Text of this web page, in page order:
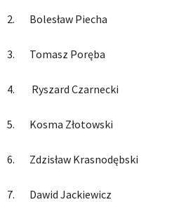
2. Bolesław Piecha
3. Tomasz Poręba
4. Ryszard Czarnecki
5. Kosma Złotowski
6. Zdzisław Krasnodębski
7. Dawid Jackiewicz